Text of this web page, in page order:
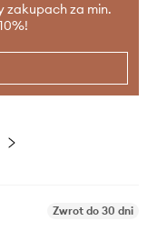
zakupach za min.
Zwrot do 30 dni